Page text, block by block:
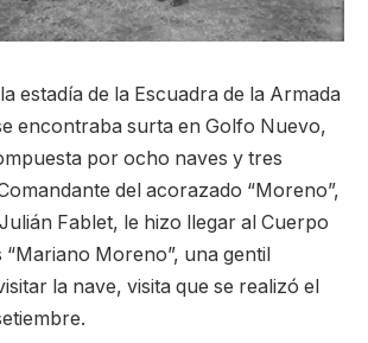
estadía de la Escuadra de la Armada
encontraba surta en Golfo Nuevo,
por ocho naves y tres
del acorazado “Moreno”,
Fablet, le hizo llegar al Cuerpo
Moreno”, una gentil
la nave, visita que se realizó el